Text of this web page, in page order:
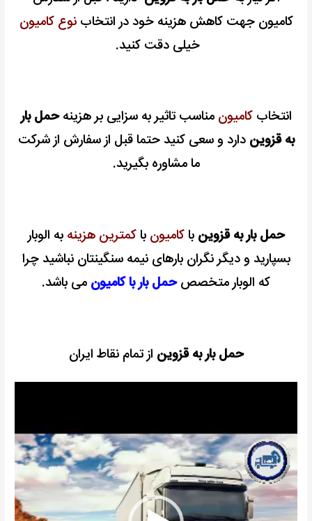
کامیون جهت کاهش هزینه خود در انتخابنوع کامیون
خیلی دقت کنید.
انتخابکامیون مناسب تاثیر به سزایی بر هزینهحمل بار
به قزوین دارد و سعی کنید حتما قبل از سفارش از شرکت
ما مشاوره بگیرید.
حمل بار به قزوین باکامیون باکمترین هزینه به الوبار
بسپارید و دیگر نگران بارهای نیمه سنگینتان نباشید چرا
که الوبار متخصصحمل بار با کامیون می باشد.
حمل بار به قزوین از تمام نقاط ایران